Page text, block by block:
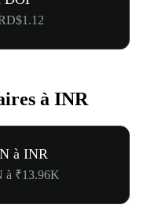
à INR
à INR
à ₹13.96K